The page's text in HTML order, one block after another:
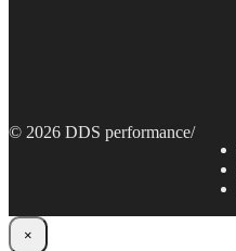
© 2026 DDS performance/
×